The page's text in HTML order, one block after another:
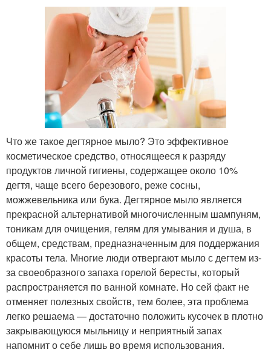
Что же такое дегтярное мыло? Это эффективное
косметическое средство, относящееся к разряду
продуктов личной гигиены, содержащее около 10%
дегтя, чаще всего березового, реже сосны,
можжевельника или бука. Дегтярное мыло является
прекрасной альтернативой многочисленным шампуням,
тоникам для очищения, гелям для умывания и душа, в
общем, средствам, предназначенным для поддержания
красоты тела. Многие люди отвергают мыло с дегтем из-
за своеобразного запаха горелой бересты, который
распространяется по ванной комнате. Но сей факт не
отменяет полезных свойств, тем более, эта проблема
легко решаема — достаточно положить кусочек в плотно
закрывающуюся мыльницу и неприятный запах
напомнит о себе лишь во время использования.